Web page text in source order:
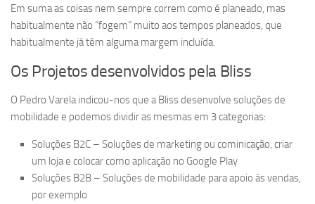
Em suma as coisas nem sempre correm como é planeado, mas
habitualmente não “fogem” muito aos tempos planeados, que
habitualmente já têm alguma margem incluída.
Os Projetos desenvolvidos pela Bliss
O Pedro Varela indicou-nos que a Bliss desenvolve soluções de
mobilidade e podemos dividir as mesmas em 3 categorias:
Soluções B2C – Soluções de marketing ou cominicação, criar
um loja e colocar como aplicação no Google Play
Soluções B2B – Soluções de mobilidade para apoio às vendas,
por exemplo